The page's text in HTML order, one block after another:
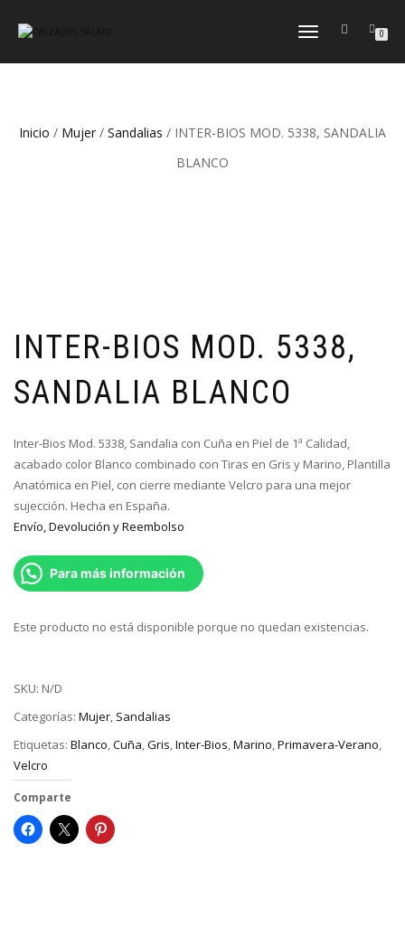
CAMBIAR
0
Inicio / Mujer / Sandalias / INTER-BIOS MOD. 5338, SANDALIA
BLANCO
INTER-BIOS MOD. 5338,
SANDALIA BLANCO
Inter-Bios Mod. 5338, Sandalia con Cuña en Piel de 1ª Calidad,
acabado color Blanco combinado con Tiras en Gris y Marino, Plantilla
Anatómica en Piel, con cierre mediante Velcro para una mejor
sujección. Hecha en España.
Envío, Devolución y Reembolso
Para más información
Este producto no está disponible porque no quedan existencias.
SKU: N/D
Categorías: Mujer, Sandalias
Etiquetas: Blanco,Cuña,Gris,Inter-Bios,Marino,Primavera-Verano,
Velcro
Comparte